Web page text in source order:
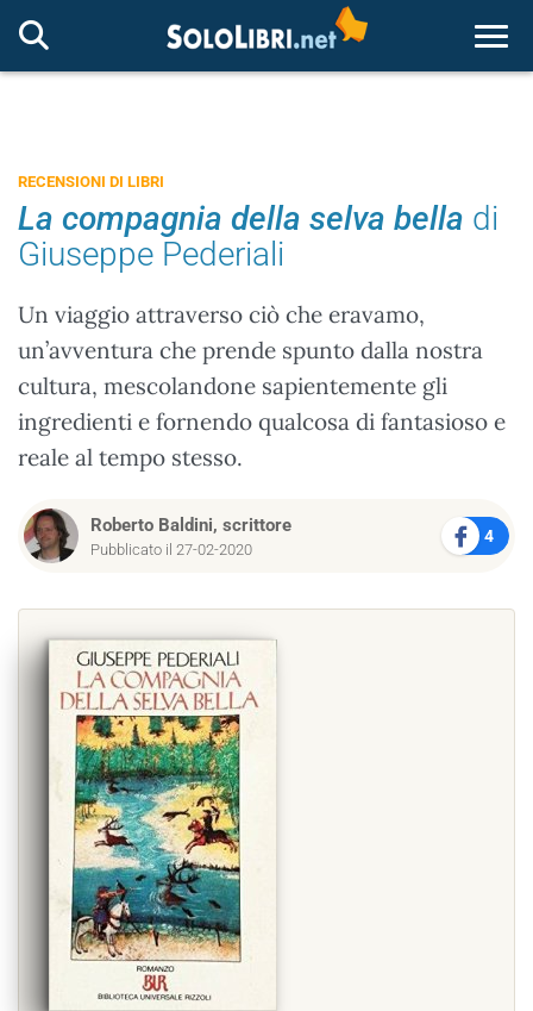
RECENSIONI DI LIBRI
La compagnia della selva bella di
Giuseppe Pederiali
Un viaggio attraverso ciò che eravamo,
un’avventura che prende spunto dalla nostra
cultura, mescolandone sapientemente gli
ingredienti e fornendo qualcosa di fantasioso e
reale al tempo stesso.
Roberto Baldini, scrittore
Pubblicato il 27-02-2020
4